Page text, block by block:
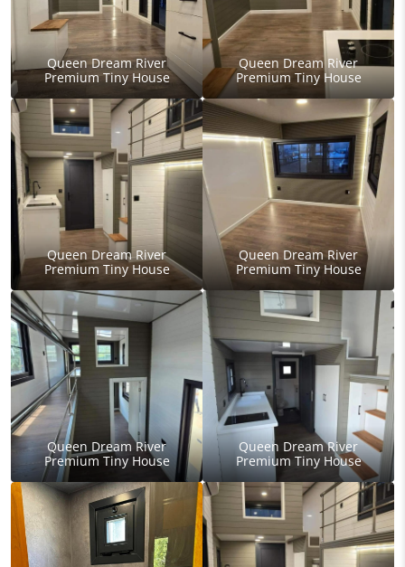
Queen Dream River
Premium Tiny House
Queen Dream River
Premium Tiny House
Queen Dream River
Premium Tiny House
Queen Dream River
Premium Tiny House
Queen Dream River
Premium Tiny House
Queen Dream River
Premium Tiny House